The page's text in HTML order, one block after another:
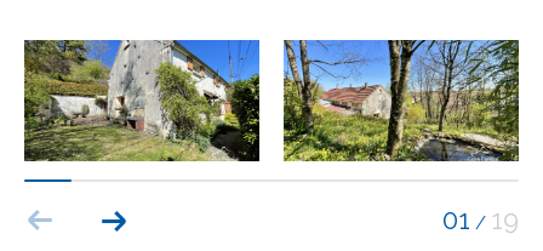
01 / 19
AFFINER LES CRITÈRES